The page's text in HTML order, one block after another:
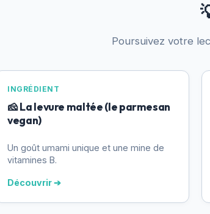
Poursuivez votre
INGRÉDIENT
🧀 La levure maltée (le parmesan
vegan)
Un goût umami unique et une mine de
vitamines B.
Découvrir ➔